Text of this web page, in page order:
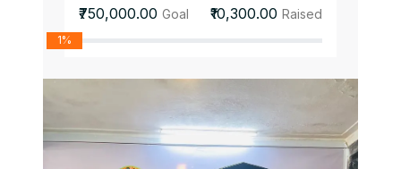
₹750,000.00 Goal ₹10,300.00 Raised
1%